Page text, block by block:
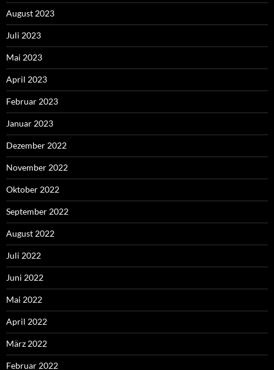
August 2023
Juli 2023
Mai 2023
April 2023
Februar 2023
Januar 2023
Dezember 2022
November 2022
Oktober 2022
September 2022
August 2022
Juli 2022
Juni 2022
Mai 2022
April 2022
März 2022
Februar 2022